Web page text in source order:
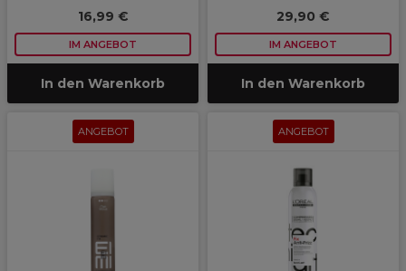
16,99 €
IM ANGEBOT
In den Warenkorb
29,90 €
IM ANGEBOT
In den Warenkorb
ANGEBOT ANGEBOT